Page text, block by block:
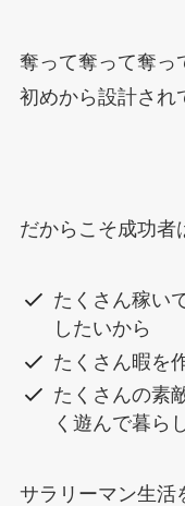
奪って奪って奪っ
初めから設計され
だからこそ成功者
たくさん稼い
したいから
たくさん暇を
たくさんの素
く遊んで暮ら
サラリーマン生活